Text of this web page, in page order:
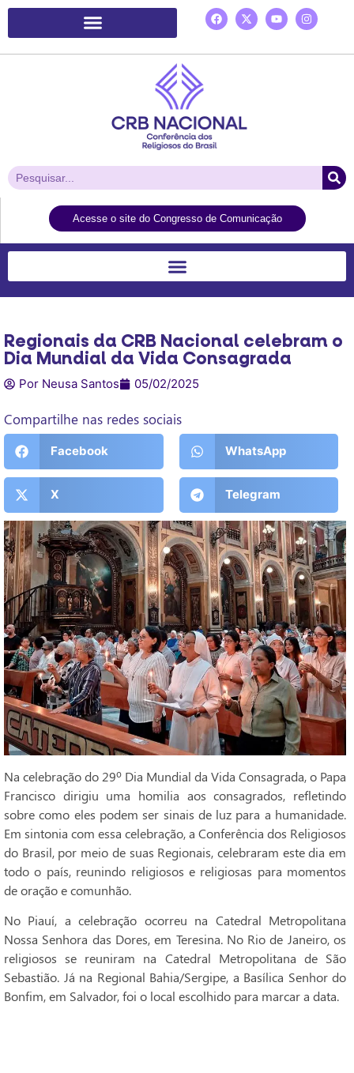
Acesse o site do Congresso de Comunicação
Regionais da CRB Nacional celebram o
Dia Mundial da Vida Consagrada
Por Neusa Santos 05/02/2025
Compartilhe nas redes sociais
Facebook WhatsApp
X Telegram
Na celebração do 29º Dia Mundial da Vida Consagrada, o Papa
Francisco dirigiu uma homilia aos consagrados, refletindo
sobre como eles podem ser sinais de luz para a humanidade.
Em sintonia com essa celebração, a Conferência dos Religiosos
do Brasil, por meio de suas Regionais, celebraram este dia em
todo o país, reunindo religiosos e religiosas para momentos
de oração e comunhão.
No Piauí, a celebração ocorreu na Catedral Metropolitana
Nossa Senhora das Dores, em Teresina. No Rio de Janeiro, os
religiosos se reuniram na Catedral Metropolitana de São
Sebastião. Já na Regional Bahia/Sergipe, a Basílica Senhor do
Bonfim, em Salvador, foi o local escolhido para marcar a data.